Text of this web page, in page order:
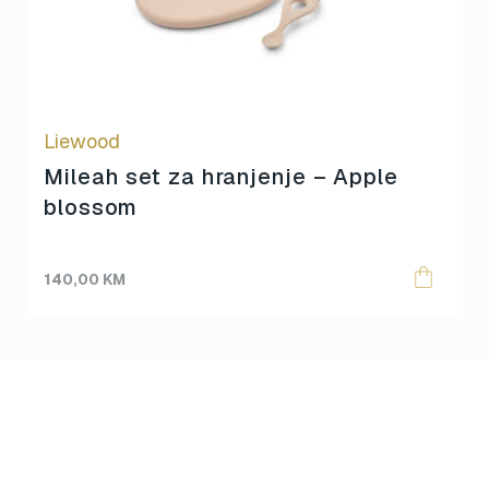
Liewood
Mileah set za hranjenje – Apple
blossom
140,00 KM